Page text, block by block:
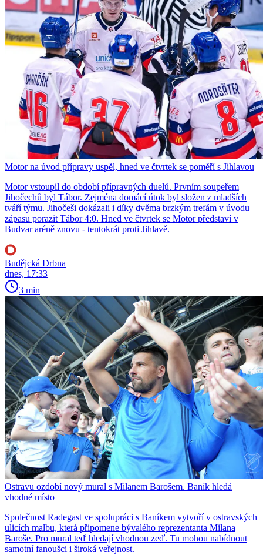
Motor na úvod přípravy uspěl, hned ve čtvrtek se poměří s Jihlavou
Motor vstoupil do období přípravných duelů. Prvním soupeřem
Jihočechů byl Tábor. Zejména domácí útok byl složen z mladších
tváří týmu. Jihočeši dokázali i díky dvěma brzkým trefám v úvodu
zápasu porazit Tábor 4:0. Hned ve čtvrtek se Motor představí v
Budvar aréně znovu - tentokrát proti Jihlavě.
Budějcká Drbna
dnes, 17:33
3 min
Ostravu ozdobí nový mural s Milanem Barošem. Baník hledá
vhodné místo
Společnost Radegast ve spolupráci s Baníkem vytvoří v ostravských
ulicích malbu, která připomene bývalého reprezentanta Milana
Baroše. Pro mural teď hledají vhodnou zeď. Tu mohou nabídnout
samotní fanoušci i široká veřejnost.